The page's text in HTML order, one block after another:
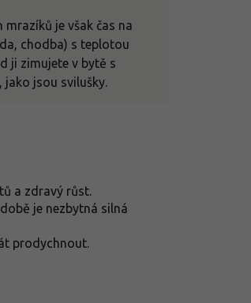
je však čas na
chodba) s teplotou
ji zimujete v bytě s
jako jsou svilušky.
a zdravý růst.
je nezbytná silná
prodychnout.